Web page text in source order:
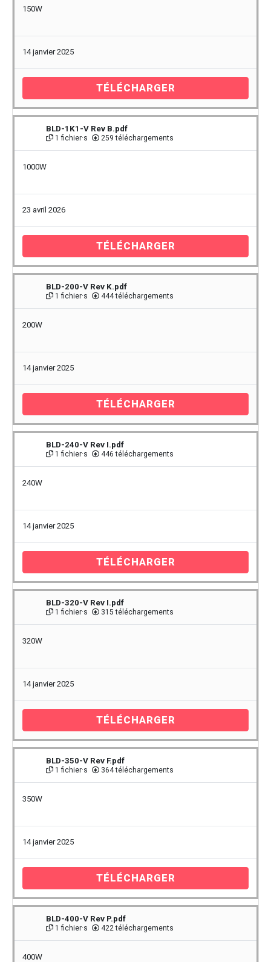
150W
14 janvier 2025
TÉLÉCHARGER
BLD-1K1-V Rev B.pdf
1 fichier·s 259 téléchargements
1000W
23 avril 2026
TÉLÉCHARGER
BLD-200-V Rev K.pdf
1 fichier·s 444 téléchargements
200W
14 janvier 2025
TÉLÉCHARGER
BLD-240-V Rev I.pdf
1 fichier·s 446 téléchargements
240W
14 janvier 2025
TÉLÉCHARGER
BLD-320-V Rev I.pdf
1 fichier·s 315 téléchargements
320W
14 janvier 2025
TÉLÉCHARGER
BLD-350-V Rev F.pdf
1 fichier·s 364 téléchargements
350W
14 janvier 2025
TÉLÉCHARGER
BLD-400-V Rev P.pdf
1 fichier·s 422 téléchargements
400W